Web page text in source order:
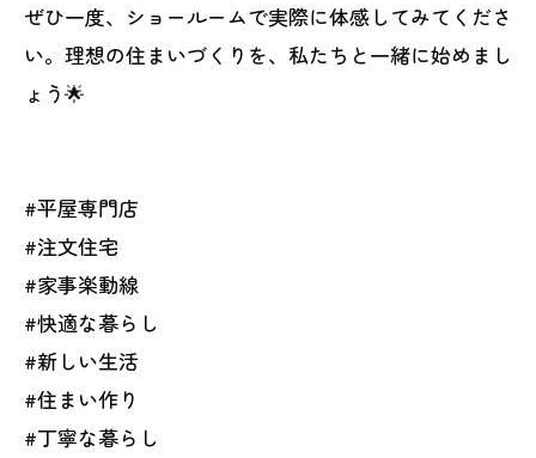
ぜひ一度、ショールームで実際に体感してみてくださ
い。理想の住まいづくりを、私たちと一緒に始めまし
ょう🌟
#平屋専門店
#注文住宅
#家事楽動線
#快適な暮らし
#新しい生活
#住まい作り
#丁寧な暮らし